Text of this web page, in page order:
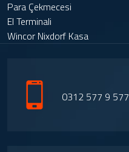
Para Çekmecesi
El Terminali
Wincor Nixdorf Kasa
0312 577 9 577